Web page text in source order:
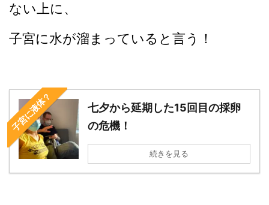
ない上に、
子宮に水が溜まっていると言う！
子宮に液体？
七夕から延期した15回目の採卵
の危機！
続きを見る